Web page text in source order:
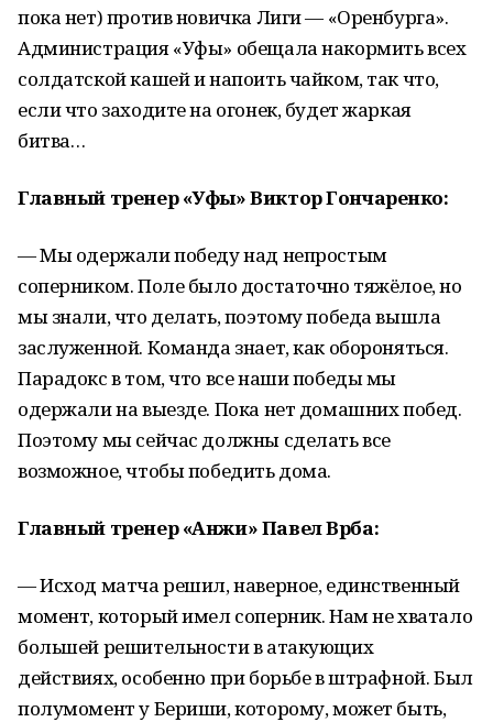
пока нет) против новичка Лиги — «Оренбурга».
Администрация «Уфы» обещала накормить всех
солдатской кашей и напоить чайком, так что,
если что заходите на огонек, будет жаркая
битва…
Главный тренер «Уфы» Виктор Гончаренко:
— Мы одержали победу над непростым
соперником. Поле было достаточно тяжёлое, но
мы знали, что делать, поэтому победа вышла
заслуженной. Команда знает, как обороняться.
Парадокс в том, что все наши победы мы
одержали на выезде. Пока нет домашних побед.
Поэтому мы сейчас должны сделать все
возможное, чтобы победить дома.
Главный тренер «Анжи» Павел Врба:
— Исход матча решил, наверное, единственный
момент, который имел соперник. Нам не хватало
большей решительности в атакующих
действиях, особенно при борьбе в штрафной. Был
полумомент у Бериши, которому, может быть,